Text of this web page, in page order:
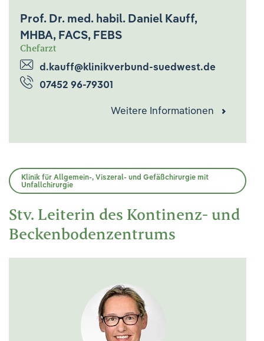
Prof. Dr. med. habil. Daniel Kauff,
MHBA, FACS, FEBS
Chefarzt
d.kauff@klinikverbund-suedwest.de
07452 96-79301
Weitere Informationen
Klinik für Allgemein-, Viszeral- und Gefäßchirurgie mit
Unfallchirurgie
Stv. Leiterin des Kontinenz- und
Beckenbodenzentrums